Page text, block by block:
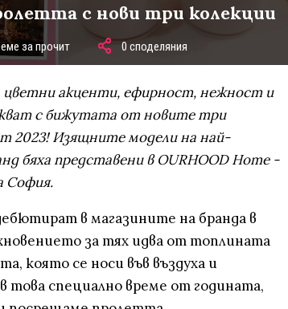
с нови три колекции
за прочит 0 споделяния
акценти, ефирност, нежност и
с бижутата от новите три
2023! Изящните модели на най-
бяха представени в OURHOOD Home -
София.
в магазините на бранда в
за тях идва от топлината
която се носи във въздуха и
това специално време от годината,